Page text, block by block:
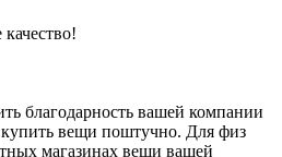
благодарность вашей компании
вещи поштучно. Для физ
магазинах вещи вашей